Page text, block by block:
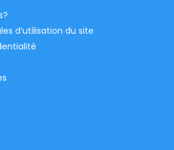
d’utilisation du site